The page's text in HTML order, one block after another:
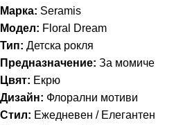
Марка: Seramis
Модел: Floral Dream
Тип: Детска рокля
Предназначение: За момиче
Цвят: Екрю
Дизайн: Флорални мотиви
Стил: Ежедневен / Елегантен